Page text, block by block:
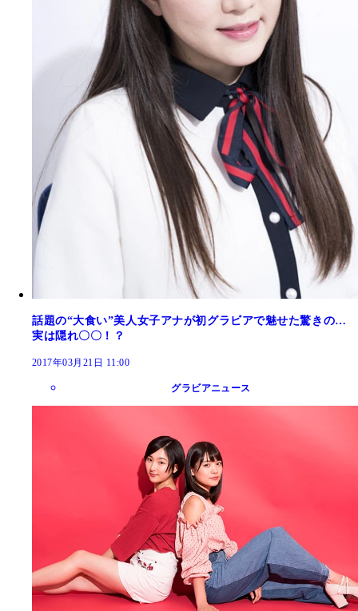
話題の“大食い”美人女子アナが初グラビアで魅せた驚きの…
実は隠れ〇〇！？
2017年03月21日 11:00
グラビアニュース